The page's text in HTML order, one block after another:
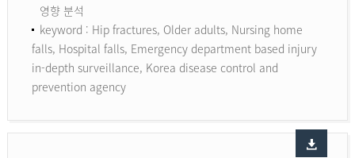
영향 분석
keyword : Hip fractures, Older adults, Nursing home
falls, Hospital falls, Emergency department based injury
in-depth surveillance, Korea disease control and
prevention agency